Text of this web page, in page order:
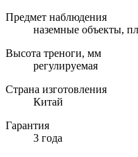
Предмет наблюдения
наземные объекты,
Высота треноги, мм
регулируемая
Страна изготовления
Китай
Гарантия
3 года